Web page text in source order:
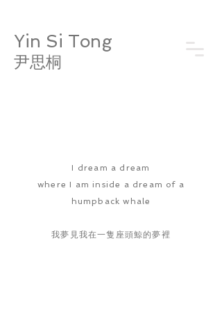
​Yin Si Tong
尹思桐
I dream a dream
where I am inside a dream of a
humpback whale
我夢見我在一隻座頭鯨的夢裡